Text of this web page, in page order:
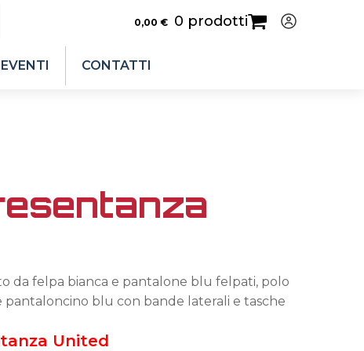
0,00 € 0 prodotti
EVENTI CONTATTI
da felpa bianca e pantalone blu felpati, polo
pantaloncino blu con bande laterali e tasche
United